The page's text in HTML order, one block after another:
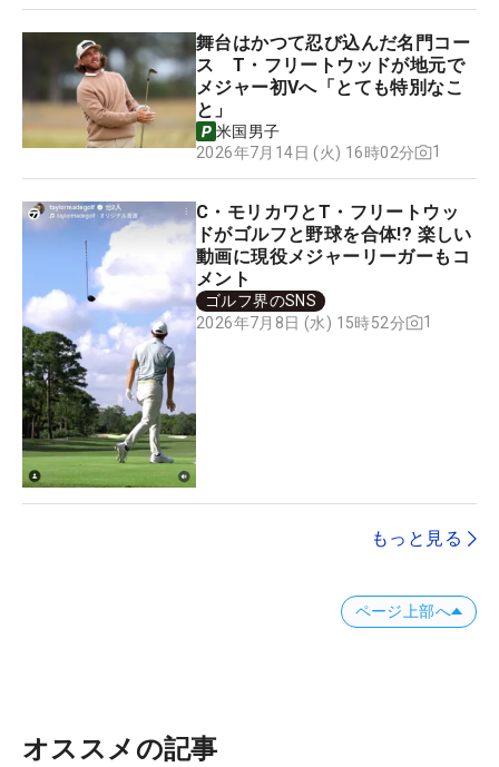
舞台はかつて忍び込んだ名門コー
ス T・フリートウッドが地元で
メジャー初Vへ「とても特別なこ
と」
米国男子
2026年7月14日 (火) 16時02分
1
C・モリカワとT・フリートウッ
ドがゴルフと野球を合体!? 楽しい
動画に現役メジャーリーガーもコ
メント
ゴルフ界のSNS
2026年7月8日 (水) 15時52分
1
もっと見る
ページ上部へ
オススメの記事